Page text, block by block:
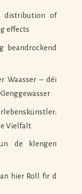
of
effects
beandrockend
Waasser – déi
Vielfalt
de klengen
hier Roll fir d